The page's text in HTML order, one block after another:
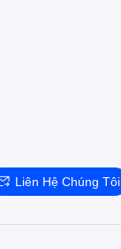
lý
Liên Hệ Chúng Tôi